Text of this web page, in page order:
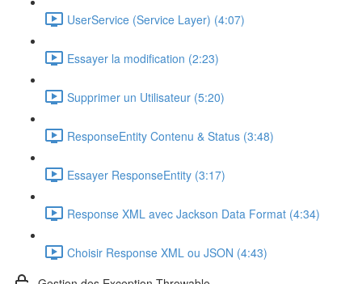
UserService (Service Layer) (4:07)
Essayer la modification (2:23)
Supprimer un Utilisateur (5:20)
ResponseEntity Contenu & Status (3:48)
Essayer ResponseEntity (3:17)
Response XML avec Jackson Data Format (4:34)
Choisir Response XML ou JSON (4:43)